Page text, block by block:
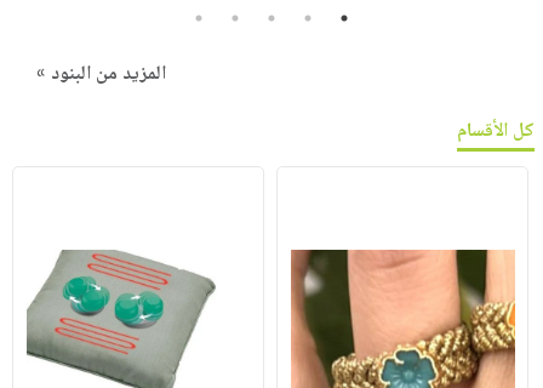
1
2
3
4
5
المزيد من البنود »
كل الأقسام